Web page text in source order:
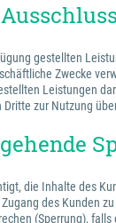
gestellten
Zwecke
Leistungen
zur Nutzung
die Inhalte des
des Kunden
(Sperrung),